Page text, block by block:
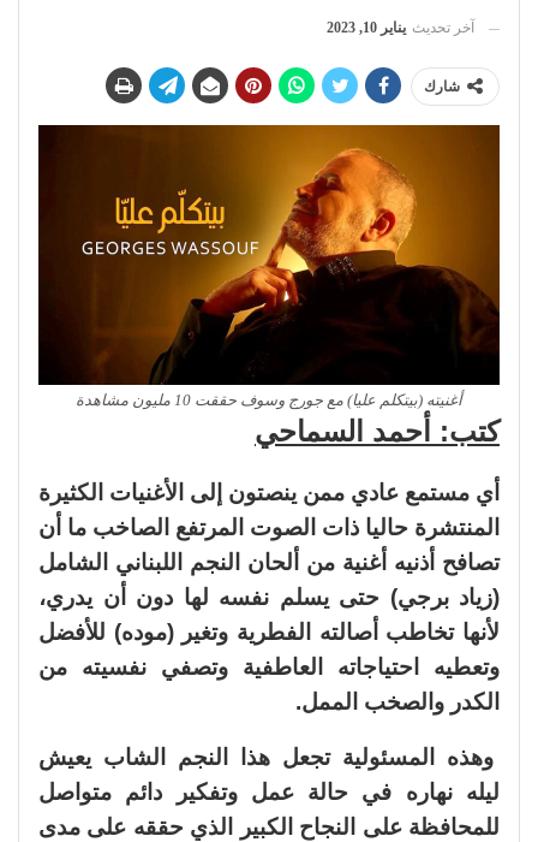
آخر تحديث يناير 10, 2023
شارك
أغنيته (بيتكلم عليا) مع جورج وسوف حققت 10 مليون مشاهدة
كتب: أحمد السماحي
أي مستمع عادي ممن ينصتون إلى الأغنيات الكثيرة
المنتشرة حاليا ذات الصوت المرتفع الصاخب ما أن
تصافح أذنيه أغنية من ألحان النجم اللبناني الشامل
(زياد برجي) حتى يسلم نفسه لها دون أن يدري،
لأنها تخاطب أصالته الفطرية وتغير (موده) للأفضل
وتعطيه احتياجاته العاطفية وتصفي نفسيته من
الكدر والصخب الممل.
وهذه المسئولية تجعل هذا النجم الشاب يعيش
ليله نهاره في حالة عمل وتفكير دائم متواصل
للمحافظة على النجاح الكبير الذي حققه على مدى